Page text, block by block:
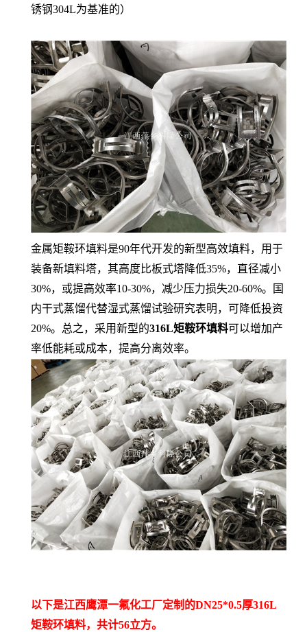
锈钢304L为基准的）
金属矩鞍环填料是90年代开发的新型高效填料，用于
装备新填料塔，其高度比板式塔降低35%，直径减小
30%，或提高效率10-30%，减少压力损失20-60%。国
内干式蒸馏代替湿式蒸馏试验研究表明，可降低投资
20%。总之，采用新型的316L矩鞍环填料可以增加产
率低能耗或成本，提高分离效率。
以下是江西鹰潭一氟化工厂定制的DN25*0.5厚316L
矩鞍环填料，共计56立方。